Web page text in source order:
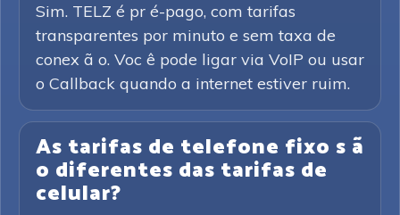
Sim. TELZ é pr é-pago, com tarifas
transparentes por minuto e sem taxa de
conex ã o. Voc ê pode ligar via VoIP ou usar
o Callback quando a internet estiver ruim.
As tarifas de telefone fixo s ã
o diferentes das tarifas de
celular?